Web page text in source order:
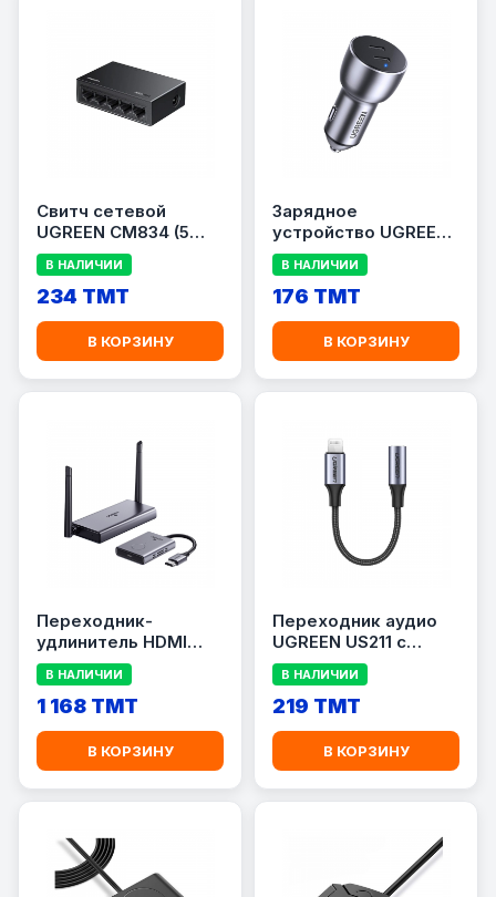
Свитч сетевой
UGREEN CM834 (5
Портов / 1 Гигабит)
В НАЛИЧИИ
234 TMT
В КОРЗИНУ
Зарядное
устройство UGREEN
CD213 для
автомобиля
(Мощность 60W /
Серый цвет)
В НАЛИЧИИ
176 TMT
В КОРЗИНУ
Переходник-
удлинитель HDMI
UGREEN CM506
(Беспроводной / До
50 Метров)
В НАЛИЧИИ
1 168 TMT
В КОРЗИНУ
Переходник аудио
UGREEN US211 с
Lightning на AUX
В НАЛИЧИИ
219 TMT
В КОРЗИНУ